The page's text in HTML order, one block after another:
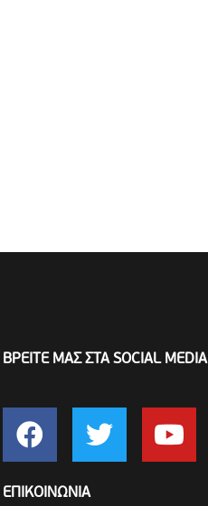
ΒΡΕΙΤΕ ΜΑΣ ΣΤΑ SOCIAL MEDIA
ΕΠΙΚΟΙΝΩΝΙΑ